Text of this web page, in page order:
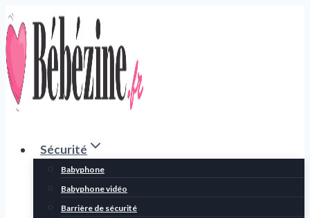
Aller
au
contenu
Sécurité
Babyphone
Babyphone vidéo
Barrière de sécurité